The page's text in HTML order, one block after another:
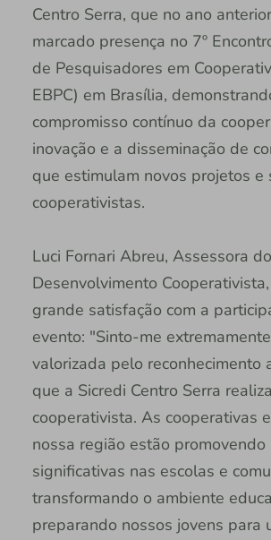
Centro Serra, que no ano
marcado presença no 7º
de Pesquisadores em
EBPC) em Brasília,
compromisso contínuo da
inovação e a disseminação de
que estimulam novos projetos e
cooperativistas.
Luci Fornari Abreu, Assessora do
Desenvolvimento
grande satisfação com a
evento: "Sinto-me
valorizada pelo reconhecimento
que a Sicredi Centro Serra
cooperativista. As cooperativas
nossa região estão promovendo
significativas nas escolas e
transformando o ambiente
preparando nossos jovens para